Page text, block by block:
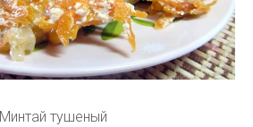
Минтай тушеный